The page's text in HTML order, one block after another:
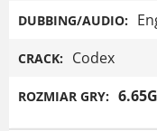
DUBBING/AUDIO:
CRACK: Codex
ROZMIAR GRY: